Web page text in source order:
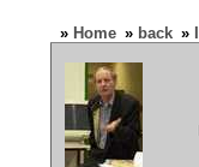
» Home » back »